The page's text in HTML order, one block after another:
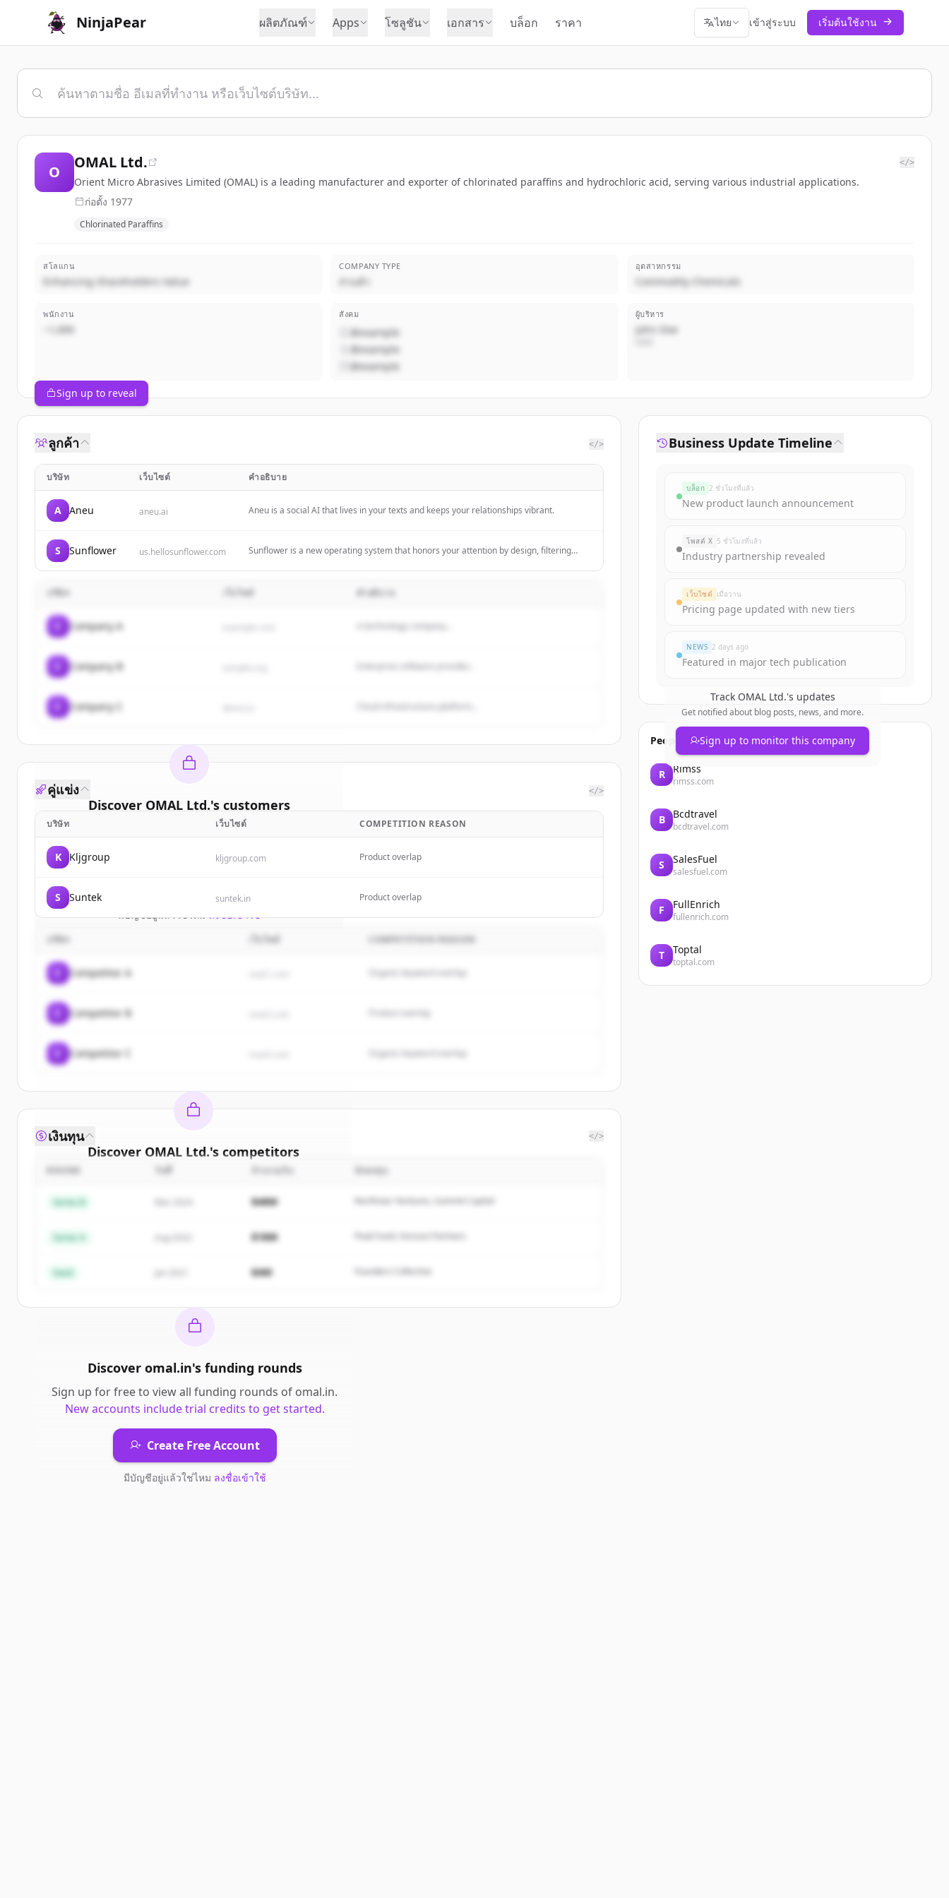
NinjaPear ผลิตภัณฑ์ Apps โซลูชัน เอกสาร บล็อก ราคา ไทย เข้าสู่ระบบ เริ่มต้นใช้งาน
O
OMAL Ltd. </>
Orient Micro Abrasives Limited (OMAL) is a leading manufacturer and exporter of chlorinated paraffins and hydrochloric acid, serving various industrial applications.
ก่อตั้ง 1977
Chlorinated Paraffins
สโลแกน
Enhancing Shareholders Value
COMPANY TYPE
ส่วนตัว
อุตสาหกรรม
Commodity Chemicals
พนักงาน
~1,000
สังคม
@example
@example
@example
ผู้บริหาร
John Doe
Sign up to reveal
ลูกค้า </>
บริษัท เว็บไซต์ คำอธิบาย
A Aneu aneu.ai Aneu is a social AI that lives in your texts and keeps your relationships vibrant.
S Sunflower us.hellosunflower.com
Sunflower is a new operating system that honors your attention by design, filtering
เว็บไซต์ คำอธิบาย
Company A A technology company...
Company B
Company C
Discover OMAL Ltd.'s customers
Sign up for free to view all customers
New accounts include trial credits to get started.
มีบัญชีอยู่แล้วใช่ไหมลงชื่อเข้าใช้
คู่แข่ง </>
บริษัท เว็บไซต์ COMPETITION REASON
K Kljgroup kljgroup.com Product overlap
S Suntek suntek.in Product overlap
เว็บไซต์ COMPETITION REASON
Competitor A Organic keyword overlap
Competitor B
Competitor C Organic keyword overlap
Discover OMAL Ltd.'s competitors
Sign up for free to view all competitorsofOMAL Ltd.
New accounts include trial credits to get started.
Create Free Account
เงินทุน </>
จำนวนเงิน นักลงทุน
Series B $48M Northstar Ventures, Summit Capital
Series A $18M Peak Fund, Horizon Partners
Seed $4M Founders Collective
Discover omal.in's funding rounds
Sign up for free to view all funding rounds of omal.in.
New accounts include trial credits to get started.
Create Free Account
มีบัญชีอยู่แล้วใช่ไหม ลงชื่อเข้าใช้
Business Update Timeline
บล็อก 2 ชั่วโมงที่แล้ว
New product launch announcement
โพสต์ X 5 ชั่วโมงที่แล้ว
Industry partnership revealed
เว็บไซต์ เมื่อวาน
Pricing page updated with new tiers
NEWS 2 days ago
Featured in major tech publication
Track OMAL Ltd.'s updates
Get notified about blog posts, news, and more.
Sign up to monitor this company
People also viewed
R Rimss
rimss.com
B Bcdtravel
bcdtravel.com
S SalesFuel
salesfuel.com
F FullEnrich
fullenrich.com
T Toptal
toptal.com